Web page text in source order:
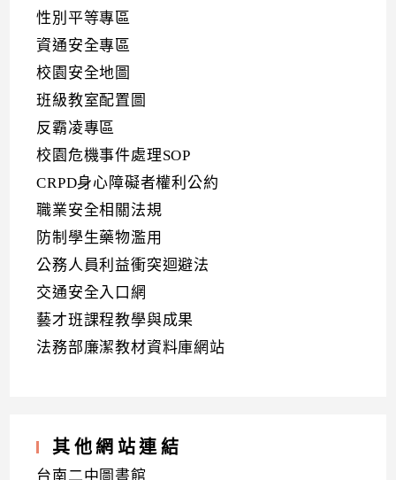
性別平等專區
資通安全專區
校園安全地圖
班級教室配置圖
反霸凌專區
校園危機事件處理SOP
CRPD身心障礙者權利公約
職業安全相關法規
防制學生藥物濫用
公務人員利益衝突迴避法
交通安全入口網
藝才班課程教學與成果
法務部廉潔教材資料庫網站
其他網站連結
台南二中圖書館